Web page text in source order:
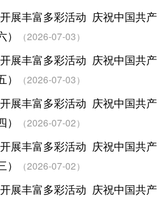
展丰富多彩活动 庆祝中国共产
（2026-07-03）
展丰富多彩活动 庆祝中国共产
（2026-07-03）
展丰富多彩活动 庆祝中国共产
（2026-07-02）
展丰富多彩活动 庆祝中国共产
（2026-07-02）
展丰富多彩活动 庆祝中国共产